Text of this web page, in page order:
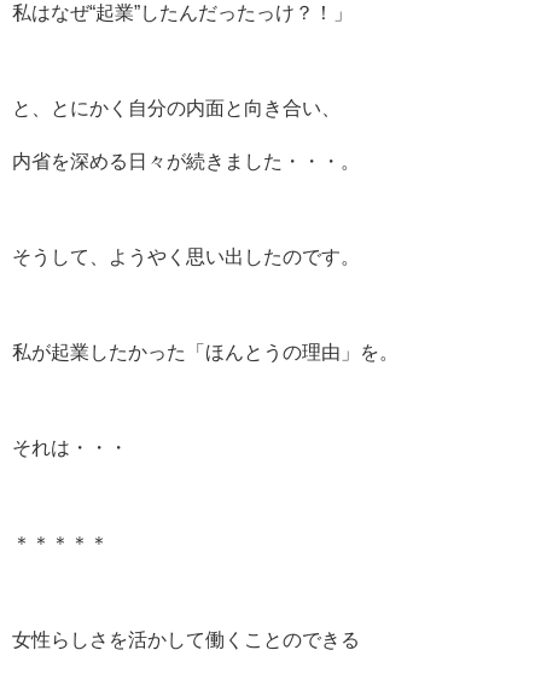
私はなぜ“起業”したんだったっけ？！」
と、とにかく自分の内面と向き合い、
内省を深める日々が続きました・・・。
そうして、ようやく思い出したのです。
私が起業したかった「ほんとうの理由」を。
それは・・・
＊＊＊＊＊
女性らしさを活かして働くことのできる